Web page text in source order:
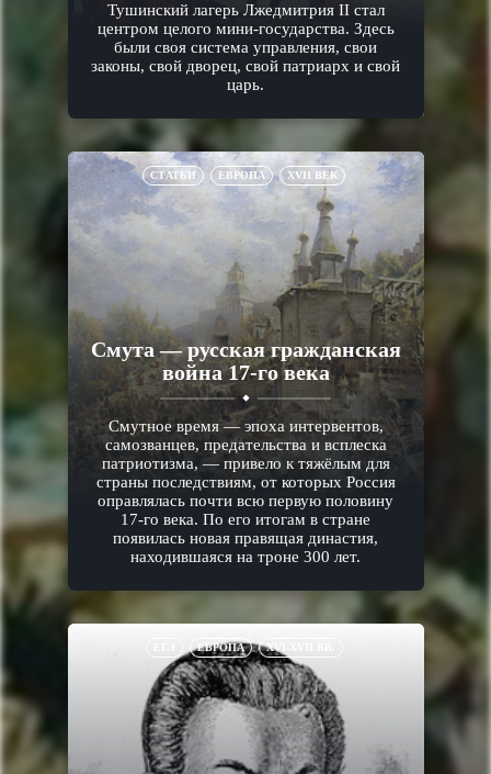
Тушинский лагерь Лжедмитрия II стал
центром целого мини-государства. Здесь
были своя система управления, свои
законы, свой дворец, свой патриарх и свой
царь.
СТАТЬИ ЕВРОПА XVII ВЕК
Смута — русская гражданская
война 17-го века
Смутное время — эпоха интервентов,
самозванцев, предательства и всплеска
патриотизма, — привело к тяжёлым для
страны последствиям, от которых Россия
оправлялась почти всю первую половину
17-го века. По его итогам в стране
появилась новая правящая династия,
находившаяся на троне 300 лет.
ЕВРОПА XVI-XVII ВВ.